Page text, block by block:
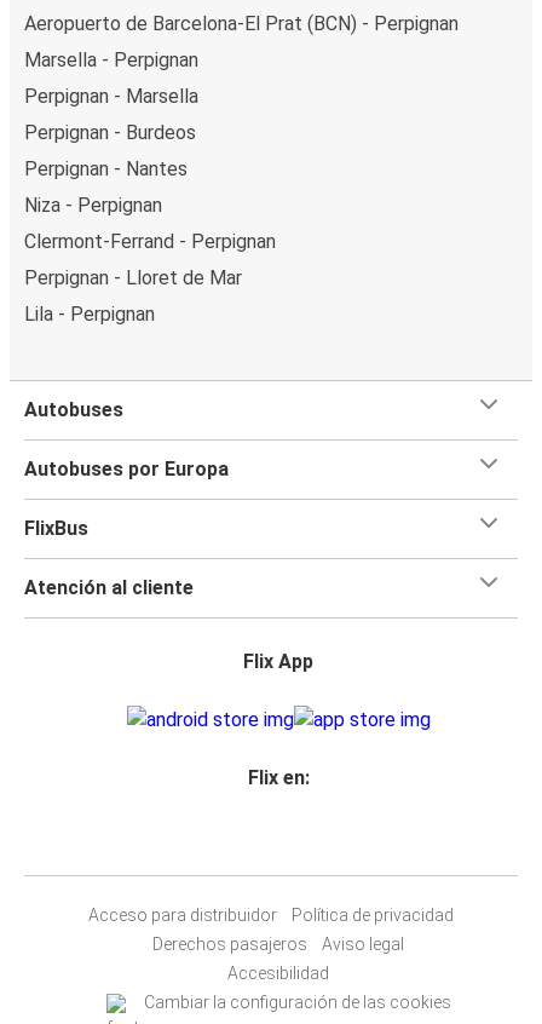
Aeropuerto de Barcelona-El Prat (BCN) - Perpignan
Marsella - Perpignan
Perpignan - Marsella
Perpignan - Burdeos
Perpignan - Nantes
Niza - Perpignan
Clermont-Ferrand - Perpignan
Perpignan - Lloret de Mar
Lila - Perpignan
Autobuses
Autobuses por Europa
FlixBus
Atención al cliente
Flix App
Flix en:
Acceso para distribuidor
Política de privacidad
Derechos pasajeros
Aviso legal
Accesibilidad
Cambiar la configuración de las cookies